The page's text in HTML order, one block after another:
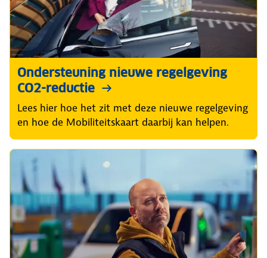
Ondersteuning nieuwe regelgeving
CO2-reductie
Lees hier hoe het zit met deze nieuwe regelgeving
en hoe de Mobiliteitskaart daarbij kan helpen.